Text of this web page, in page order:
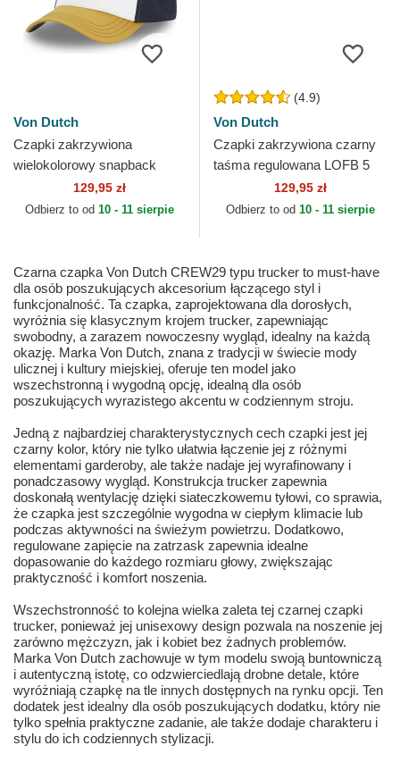
Von Dutch
Czapki zakrzywiona
wielokolorowy snapback
TERRY04 Von Dutch
129,95 zł
Odbierz to od 10 - 11 sierpie
(4.9)
Von Dutch
Czapki zakrzywiona czarny
taśma regulowana LOFB 5
129,95 zł
Odbierz to od 10 - 11 sierpie
Czarna czapka Von Dutch CREW29 typu trucker to must-have
dla osób poszukujących akcesorium łączącego styl i
funkcjonalność. Ta czapka, zaprojektowana dla dorosłych,
wyróżnia się klasycznym krojem trucker, zapewniając
swobodny, a zarazem nowoczesny wygląd, idealny na każdą
okazję. Marka Von Dutch, znana z tradycji w świecie mody
ulicznej i kultury miejskiej, oferuje ten model jako
wszechstronną i wygodną opcję, idealną dla osób
poszukujących wyrazistego akcentu w codziennym stroju.
Jedną z najbardziej charakterystycznych cech czapki jest jej
czarny kolor, który nie tylko ułatwia łączenie jej z różnymi
elementami garderoby, ale także nadaje jej wyrafinowany i
ponadczasowy wygląd. Konstrukcja trucker zapewnia
doskonałą wentylację dzięki siateczkowemu tyłowi, co sprawia,
że czapka jest szczególnie wygodna w ciepłym klimacie lub
podczas aktywności na świeżym powietrzu. Dodatkowo,
regulowane zapięcie na zatrzask zapewnia idealne
dopasowanie do każdego rozmiaru głowy, zwiększając
praktyczność i komfort noszenia.
Wszechstronność to kolejna wielka zaleta tej czarnej czapki
trucker, ponieważ jej unisexowy design pozwala na noszenie jej
zarówno mężczyzn, jak i kobiet bez żadnych problemów.
Marka Von Dutch zachowuje w tym modelu swoją buntowniczą
i autentyczną istotę, co odzwierciedlają drobne detale, które
wyróżniają czapkę na tle innych dostępnych na rynku opcji. Ten
dodatek jest idealny dla osób poszukujących dodatku, który nie
tylko spełnia praktyczne zadanie, ale także dodaje charakteru i
stylu do ich codziennych stylizacji.